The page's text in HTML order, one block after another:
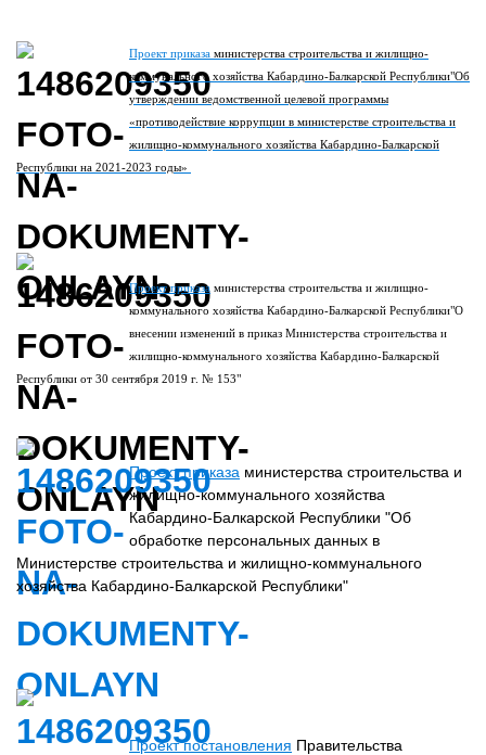
Проект приказа министерства строительства и жилищно-
коммунального хозяйства Кабардино-Балкарской Республики"Об
утверждении ведомственной целевой программы
«противодействие коррупции в министерстве строительства и
жилищно-коммунального хозяйства Кабардино-Балкарской
Республики на 2021-2023 годы»
Проект приказа министерства строительства и жилищно-
коммунального хозяйства Кабардино-Балкарской Республики"О
внесении изменений в приказ Министерства строительства и
жилищно-коммунального хозяйства Кабардино-Балкарской
Республики от 30 сентября 2019 г. № 153"
Проект приказа министерства строительства и
жилищно-коммунального хозяйства
Кабардино-Балкарской Республики "Об
обработке персональных данных в
Министерстве строительства и жилищно-коммунального
хозяйства Кабардино-Балкарской Республики"
Проект постановления Правительства